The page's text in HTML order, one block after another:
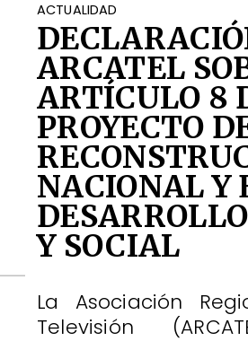
ACTUALIDAD
ARCATEL
ARTÍCULO 8
PROYECTO
NACIONAL Y
Y SOCIAL
La Asociación
Televisión